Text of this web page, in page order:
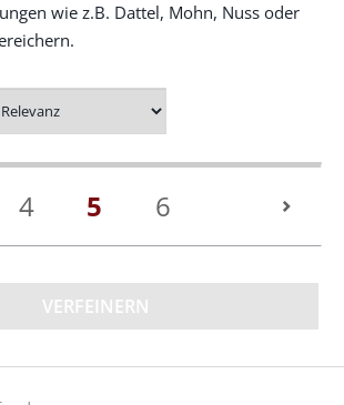
wie z.B. Dattel, Mohn, Nuss oder
4 5 (current)
6
VERFEINERN